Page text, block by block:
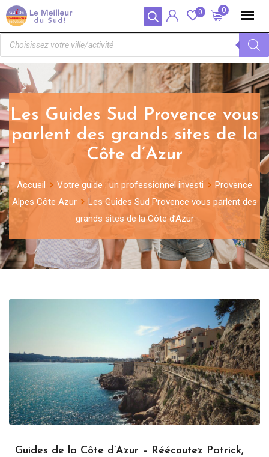
Panneau de gestion des cookies 0
0
Les Guides Sud Provence vous
parlent des grands sites de la
Côte d’Azur
Accueil Votre guide : un professionnel investi
Provence
Alpes Côte Azur
Les Guides Sud Provence vous parlent des
grands sites de la Côte d’Azur
Guides de la Côte d’Azur – Réécoutez Patrick,